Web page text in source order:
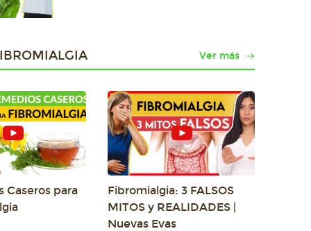
Ver más
Caseros para
Fibromialgia: 3 FALSOS
MITOS y REALIDADES |
Nuevas Evas